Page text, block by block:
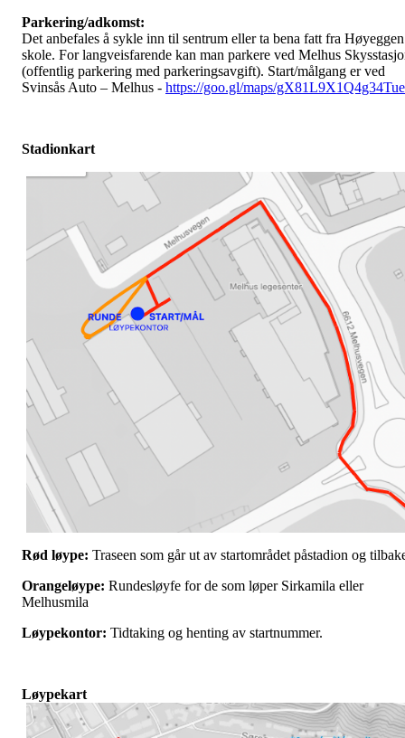
Parkering/adkomst:
Det anbefales å sykle inn til sentrum eller ta bena fatt fra Høyeggen
skole. For langveisfarende kan man parkere ved Melhus
(offentlig parkering med parkeringsavgift). Start/målgang er ved
Svinsås Auto – Melhus - https://goo.gl/maps/
Stadionkart
Rød løype: Traseen som går ut av startområdet påstadion og
Orangeløype: Rundesløyfe for de som løper Sirkamila eller
Melhusmila
Løypekontor: Tidtaking og henting av startnummer.
Løypekart